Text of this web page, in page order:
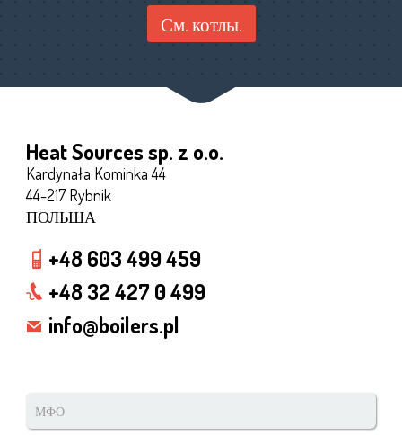
См. котлы.
Heat Sources sp. z o.o.
Kardynała Kominka 44
44-217 Rybnik
ПОЛЬША
+48 603 499 459
+48 32 427 0 499
info@boilers.pl